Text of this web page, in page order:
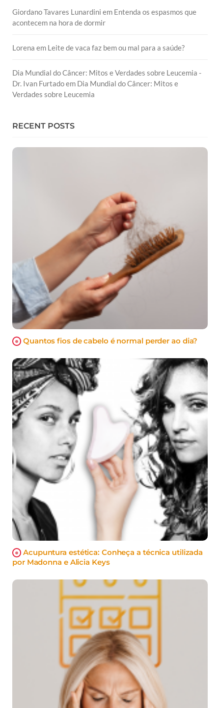
Giordano Tavares Lunardini em Entenda os espasmos que
acontecem na hora de dormir
Lorena em Leite de vaca faz bem ou mal para a saúde?
Dia Mundial do Câncer: Mitos e Verdades sobre Leucemia -
Dr. Ivan Furtadoem Dia Mundial do Câncer: Mitos e
Verdades sobre Leucemia
RECENT POSTS
Quantos fios de cabelo é normal perder ao dia?
Acupuntura estética: Conheça a técnica utilizada
por Madonna e Alicia Keys